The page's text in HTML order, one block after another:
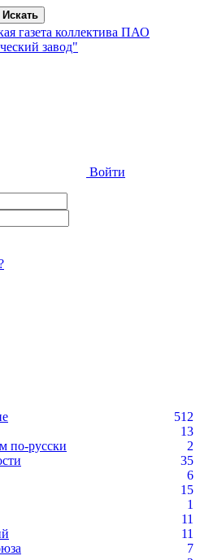
Искать
газета коллектива ПАО
завод"
Войти
512
13
по-русски
2
35
6
15
1
11
11
7